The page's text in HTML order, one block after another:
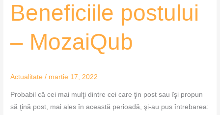
Beneficiile postului
– MozaiQub
Actualitate / martie 17, 2022
Probabil că cei mai mulţi dintre cei care ţin post sau îşi propun
să ţină post, mai ales în această perioadă, şi-au pus întrebarea:
Beneficiile
postului
MozaiQub